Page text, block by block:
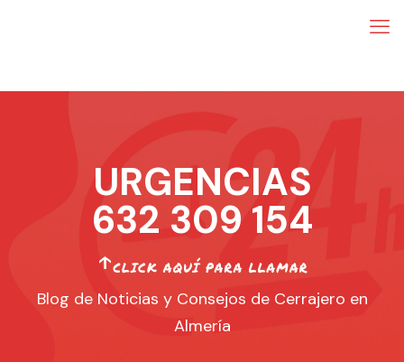
URGENCIAS
632 309 154
Blog de Noticias y Consejos de Cerrajero en
Almería